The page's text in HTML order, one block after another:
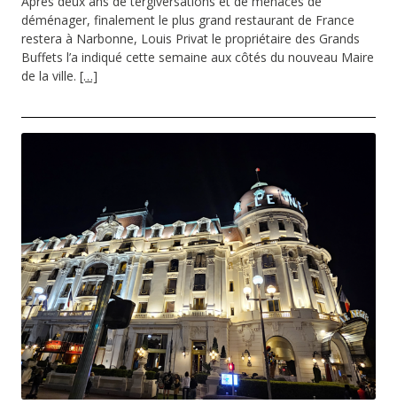
déménager, finalement le plus grand restaurant de France
restera à Narbonne, Louis Privat le propriétaire des Grands
Buffets l’a indiqué cette semaine aux côtés du nouveau Maire
de la ville. […]